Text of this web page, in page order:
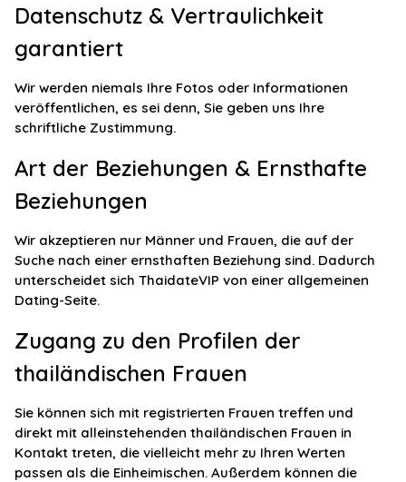
Datenschutz & Vertraulichkeit
garantiert
Wir werden niemals Ihre Fotos oder Informationen
veröffentlichen, es sei denn, Sie geben uns Ihre
schriftliche Zustimmung.
Art der Beziehungen & Ernsthafte
Beziehungen
Wir akzeptieren nur Männer und Frauen, die auf der
Suche nach einer ernsthaften Beziehung sind. Dadurch
unterscheidet sich ThaidateVIP von einer allgemeinen
Dating-Seite.
Zugang zu den Profilen der
thailändischen Frauen
Sie können sich mit registrierten Frauen treffen und
direkt mit alleinstehenden thailändischen Frauen in
Kontakt treten, die vielleicht mehr zu Ihren Werten
passen als die Einheimischen. Außerdem können die